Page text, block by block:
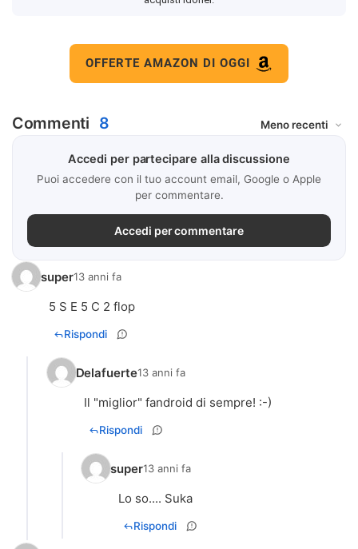
OFFERTE AMAZON DI OGGI
Commenti 8
Accedi per partecipare alla discussione
Puoi accedere con il tuo account email, Google o Apple
per commentare.
Accedi per commentare
super13 anni fa
5 S E 5 C 2 flop
Rispondi
Delafuerte13 anni fa
Il "miglior" fandroid di sempre! :-)
Rispondi
super13 anni fa
Lo so.... Suka
Rispondi